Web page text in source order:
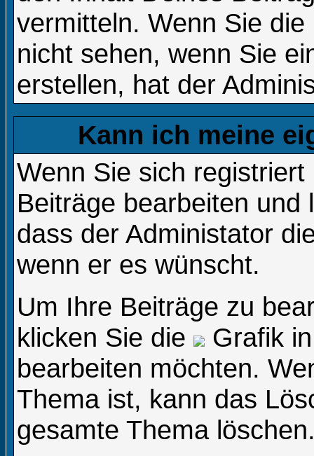
vermitteln. Wenn Sie
nicht sehen, wenn Sie
erstellen, hat der
Kann ich meine
Wenn Sie sich
Beiträge bearbeiten und
dass der Administator
wenn er es wünscht.
Um Ihre Beiträge zu
klicken Sie die
Grafik
bearbeiten möchten.
Thema ist, kann das
gesamte Thema